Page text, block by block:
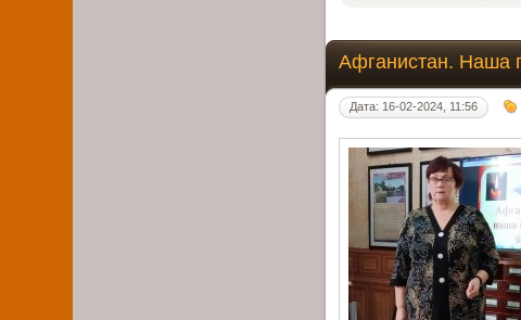
Афганистан. Наша
Дата: 16-02-2024, 11:56